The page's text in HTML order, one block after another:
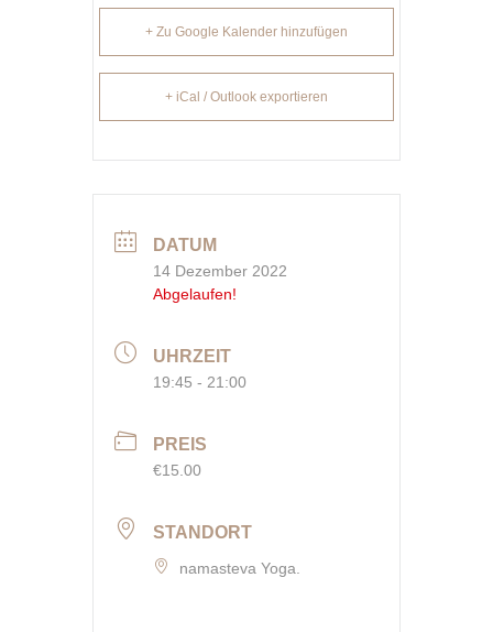
+ Zu Google Kalender hinzufügen
+ iCal / Outlook exportieren
DATUM
14 Dezember 2022
Abgelaufen!
UHRZEIT
19:45 - 21:00
PREIS
€15.00
STANDORT
namasteva Yoga.